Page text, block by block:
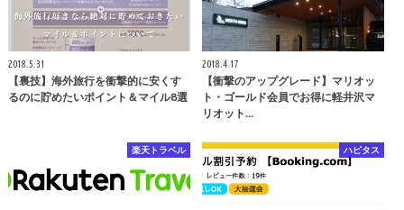
2018.5.31
【裏技】海外旅行を衝撃的に安くす
るのに貯めたいポイント＆マイル8選
2018.4.17
【衝撃のアップグレード】マリオッ
ト・ゴールド会員でお得に軽井沢マ
リオット…
楽天トラベル ハピタス